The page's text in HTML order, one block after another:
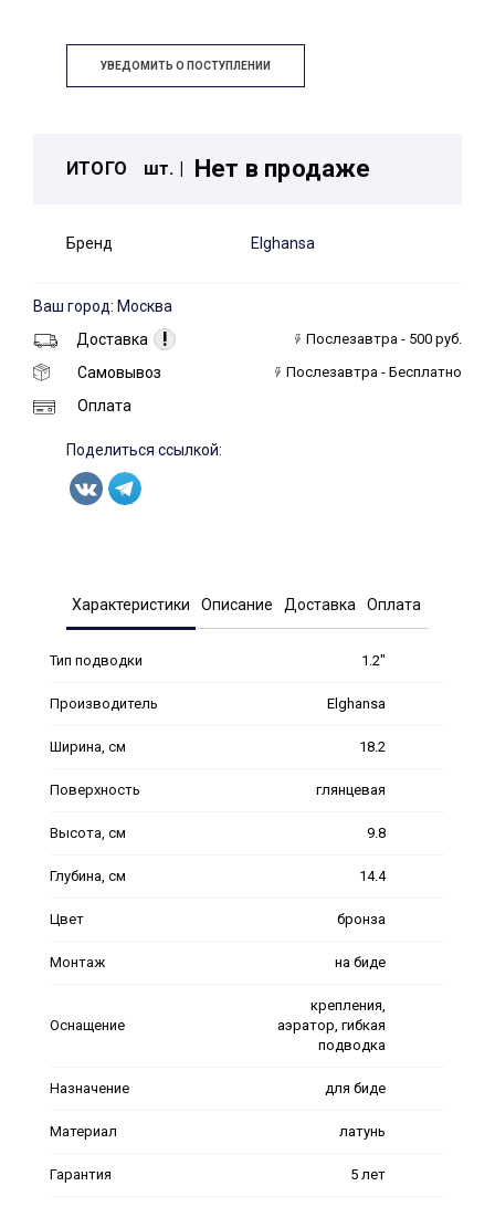
УВЕДОМИТЬ О ПОСТУПЛЕНИИ
ИТОГО шт. | Нет в продаже
Бренд Elghansa
Ваш город: Москва
Доставка
! Послезавтра - 500 руб.
Самовывоз Послезавтра - Бесплатно
Оплата
Поделиться ссылкой:
Характеристики Описание Доставка Оплата
Тип подводки 1.2"
Производитель Elghansa
Ширина, см 18.2
Поверхность глянцевая
Высота, см 9.8
Глубина, см 14.4
Цвет бронза
Монтаж на биде
Оснащение
крепления,
аэратор, гибкая
подводка
Назначение для биде
Материал латунь
Гарантия 5 лет